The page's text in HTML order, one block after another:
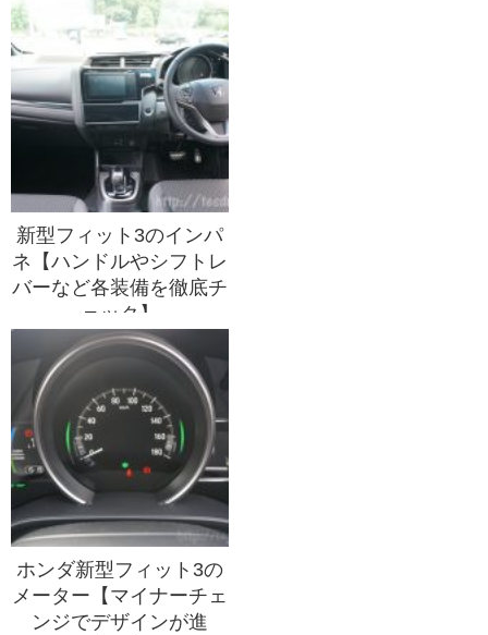
新型フィット3のインパ
ネ【ハンドルやシフトレ
バーなど各装備を徹底チ
ェック】
ホンダ新型フィット3の
メーター【マイナーチェ
ンジでデザインが進